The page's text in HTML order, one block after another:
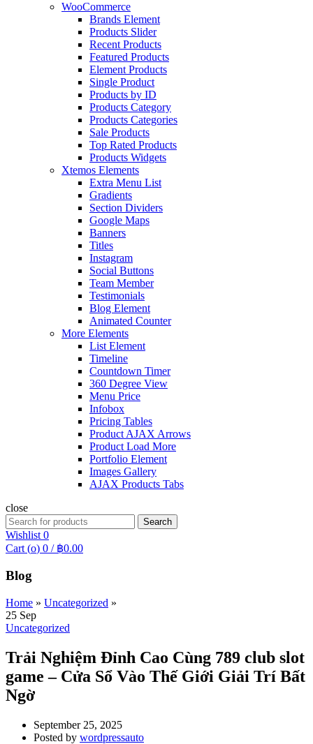
WooCommerce
Brands Element
Products Slider
Recent Products
Featured Products
Element Products
Single Product
Products by ID
Products Category
Products Categories
Sale Products
Top Rated Products
Products Widgets
Xtemos Elements
Extra Menu List
Gradients
Section Dividers
Google Maps
Banners
Titles
Instagram
Social Buttons
Team Member
Testimonials
Blog Element
Animated Counter
More Elements
List Element
Timeline
Countdown Timer
360 Degree View
Menu Price
Infobox
Pricing Tables
Product AJAX Arrows
Product Load More
Portfolio Element
Images Gallery
AJAX Products Tabs
close
Search
for:
Search
Wishlist 0
Cart (o) 0 / ฿0.00
Blog
Home » Uncategorized »
25 Sep
Uncategorized
Trải Nghiệm Đỉnh Cao Cùng 789 club slot
game – Cửa Sổ Vào Thế Giới Giải Trí Bất
Ngờ
September 25, 2025
Posted by wordpressauto